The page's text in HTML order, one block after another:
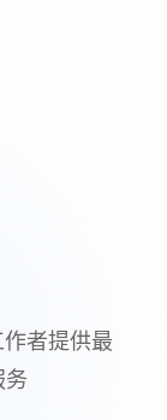
者提供最
务